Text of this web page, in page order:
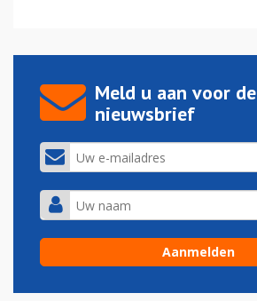
Meld u aan voor de
nieuwsbrief